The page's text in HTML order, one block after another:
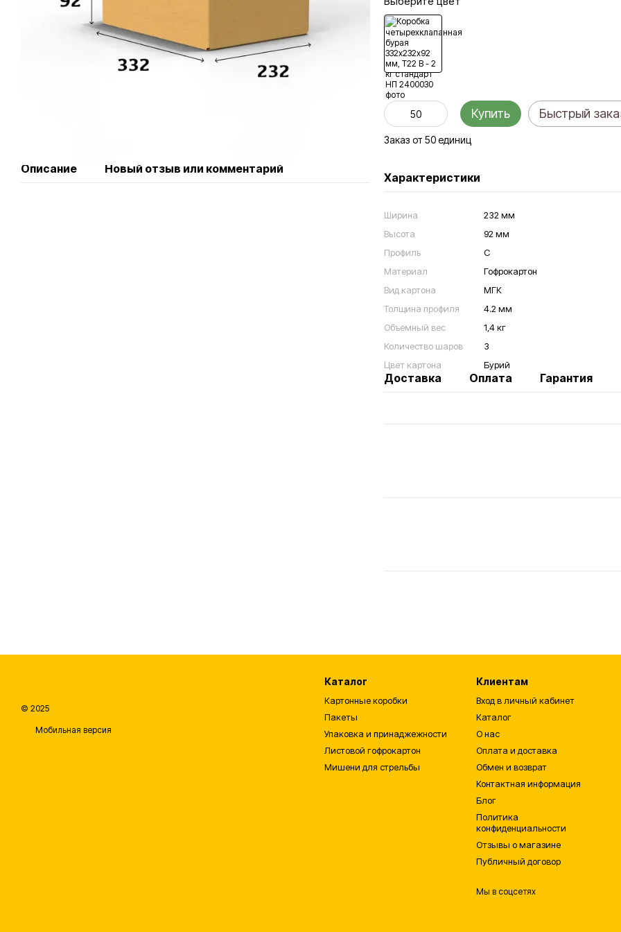
Описание Новый отзыв или комментарий
Купить Быстрый
Заказ от 50 единиц
Характеристики
Ширина
232 мм
Высота
92 мм
Профиль
С
Материал
Гофрокартон
Вид картона
МГК
Толщина профиля
4.2 мм
Объемный вес
1,4 кг
Количество шаров
3
Цвет картона
Бурий
Доставка Оплата Гарантия
© 2025
Мобильная версия
Каталог
Картонные коробки
Пакеты
Упаковка и принаджежности
Листовой гофрокартон
Мишени для стрельбы
Клиентам
Вход в личный кабинет
Каталог
О нас
Оплата и доставка
Обмен и возврат
Контактная информация
Блог
Политика
конфиденциальности
Отзывы о магазине
Публичный договор
Мы в соцсетях